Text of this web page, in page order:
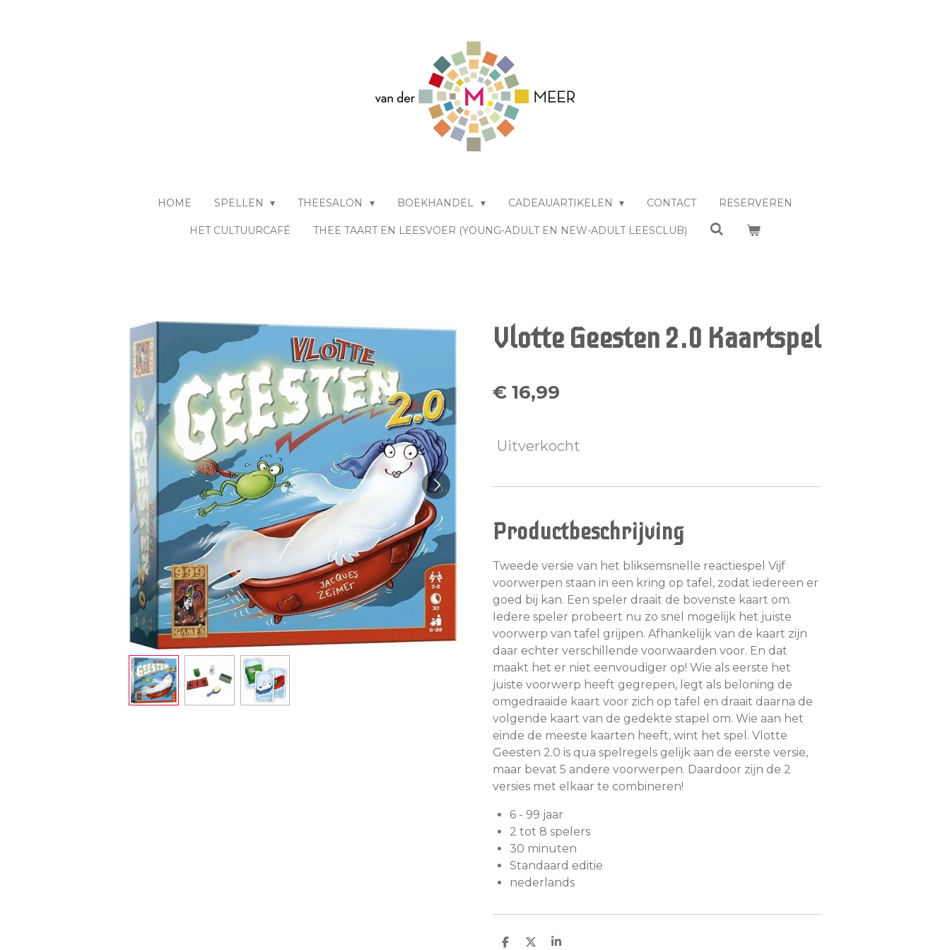
HOME SPELLEN THEESALON BOEKHANDEL CADEAUARTIKELEN CONTACT RESERVEREN
HET CULTUURCAFÉ THEE TAART EN LEESVOER (YOUNG-ADULT EN NEW-ADULT LEESCLUB)
Vlotte Geesten 2.0 Kaartspel
€ 16,99
Uitverkocht
Productbeschrijving
Tweede versie van het bliksemsnelle reactiespel Vijf
voorwerpen staan in een kring op tafel, zodat iedereen er
goed bij kan. Een speler draait de bovenste kaart om.
Iedere speler probeert nu zo snel mogelijk het juiste
voorwerp van tafel grijpen. Afhankelijk van de kaart zijn
daar echter verschillende voorwaarden voor. En dat
maakt het er niet eenvoudiger op! Wie als eerste het
juiste voorwerp heeft gegrepen, legt als beloning de
omgedraaide kaart voor zich op tafel en draait daarna de
volgende kaart van de gedekte stapel om. Wie aan het
einde de meeste kaarten heeft, wint het spel. Vlotte
Geesten 2.0 is qua spelregels gelijk aan de eerste versie,
maar bevat 5 andere voorwerpen. Daardoor zijn de 2
versies met elkaar te combineren!
6 - 99 jaar
2 tot 8 spelers
30 minuten
Standaard editie
nederlands
D D S